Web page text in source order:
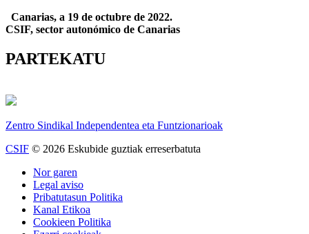
Canarias, a 19 de octubre de 2022.
CSIF, sector autonómico de Canarias
PARTEKATU
Zentro Sindikal Independentea eta Funtzionarioak
CSIF © 2026 Eskubide guztiak erreserbatuta
Nor garen
Legal aviso
Pribatutasun Politika
Kanal Etikoa
Cookieen Politika